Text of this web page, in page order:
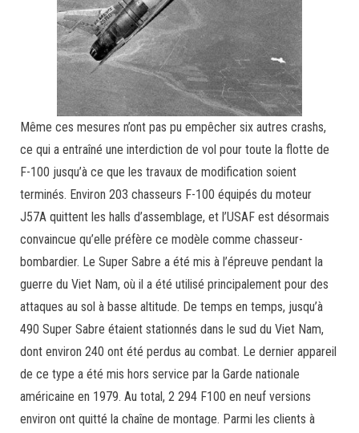
Même ces mesures n’ont pas pu empêcher six autres crashs,
ce qui a entraîné une interdiction de vol pour toute la flotte de
F-100 jusqu’à ce que les travaux de modification soient
terminés. Environ 203 chasseurs F-100 équipés du moteur
J57A quittent les halls d’assemblage, et l’USAF est désormais
convaincue qu’elle préfère ce modèle comme chasseur-
bombardier. Le Super Sabre a été mis à l’épreuve pendant la
guerre du Viet Nam, où il a été utilisé principalement pour des
attaques au sol à basse altitude. De temps en temps, jusqu’à
490 Super Sabre étaient stationnés dans le sud du Viet Nam,
dont environ 240 ont été perdus au combat. Le dernier appareil
de ce type a été mis hors service par la Garde nationale
américaine en 1979. Au total, 2 294 F100 en neuf versions
environ ont quitté la chaîne de montage. Parmi les clients à